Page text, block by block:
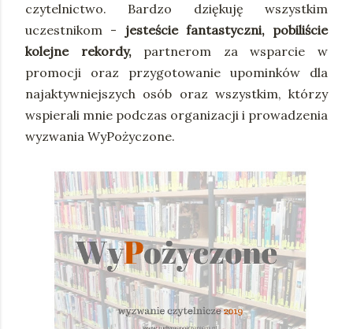
czytelnictwo. Bardzo dziękuję wszystkim
uczestnikom - jesteście fantastyczni, pobiliście
kolejne rekordy,partnerom za wsparcie w
promocji oraz przygotowanie upominków dla
najaktywniejszych osób oraz wszystkim, którzy
wspierali mnie podczas organizacji i prowadzenia
wyzwania WyPożyczone.